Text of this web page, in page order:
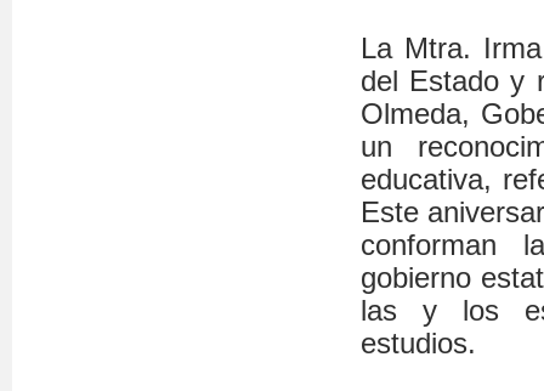
La Mtra.
del Estado y
Olmeda,
un
educativa,
Este
conforman
gobierno
las y los
estudios.